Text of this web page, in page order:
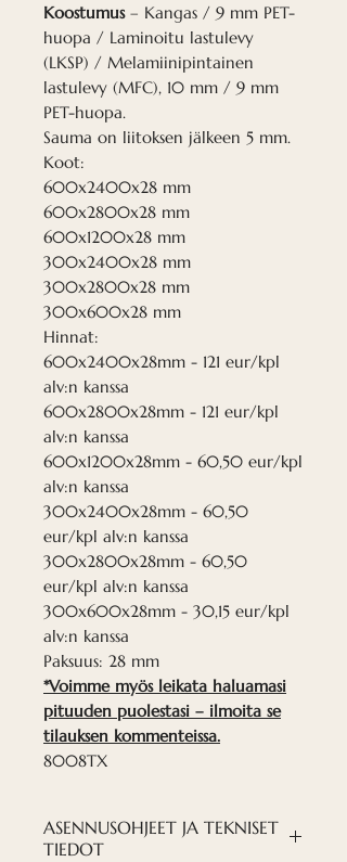
Koostumus– Kangas / 9 mm PET-
huopa / Laminoitu lastulevy
(LKSP) / Melamiinipintainen
lastulevy (MFC), 10 mm / 9 mm
PET-huopa.
Sauma on liitoksen jälkeen 5 mm.
Koot:
600x2400x28 mm
600x2800x28 mm
600x1200x28 mm
300x2400x28 mm
300x2800x28 mm
300x600x28 mm
Hinnat:
600x2400x28mm - 121 eur/kpl
alv:n kanssa
600x2800x28mm - 121 eur/kpl
alv:n kanssa
600x1200x28mm - 60,50 eur/kpl
alv:n kanssa
300x2400x28mm - 60,50
eur/kpl alv:n kanssa
300x2800x28mm - 60,50
eur/kpl alv:n kanssa
300x600x28mm - 30,15 eur/kpl
alv:n kanssa
Paksuus: 28 mm
*Voimme myös leikata haluamasi
pituuden puolestasi – ilmoita se
tilauksen kommenteissa.
8008TX
ASENNUSOHJEET JA TEKNISET
TIEDOT